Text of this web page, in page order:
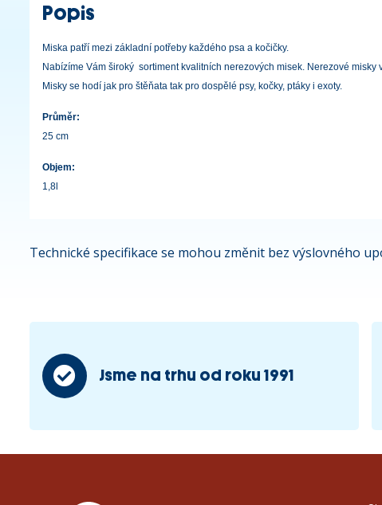
Popis
Miska patří mezi základní potřeby každého psa a kočičky.
Nabízíme Vám široký sortiment kvalitních nerezových misek. Nerezové
Misky se hodí jak pro štěňata tak pro dospělé psy, kočky, ptáky i exoty.
Průměr:
25 cm
Objem:
1,8l
Technické specifikace se mohou změnit bez výslovného
Jsme na trhu od roku 1991